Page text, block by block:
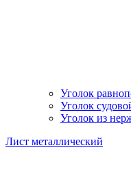
Уголок
Уголок
Уголок из
Лист металлический